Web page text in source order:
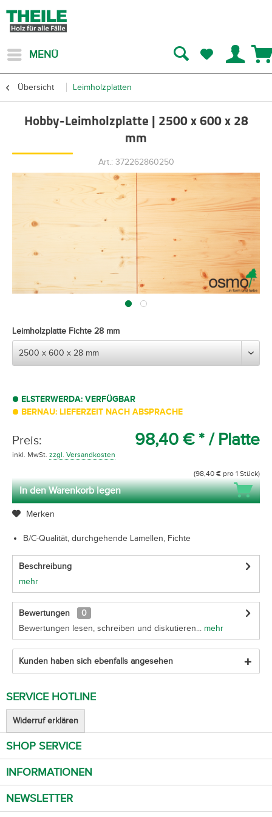
MENÜ
Übersicht Leimholzplatten
Hobby-Leimholzplatte | 2500 x 600 x 28
mm
Art.: 372262860250
Leimholzplatte Fichte 28 mm
ELSTERWERDA: VERFÜGBAR
BERNAU: LIEFERZEIT NACH ABSPRACHE
Preis: 98,40 € * / Platte
inkl. MwSt. zzgl. Versandkosten
(98,40 € pro 1 Stück)
In den Warenkorb legen
Merken
B/C-Qualität, durchgehende Lamellen, Fichte
Beschreibung
mehr
Bewertungen
0
Bewertungen lesen, schreiben und diskutieren... mehr
Kunden haben sich ebenfalls angesehen
SERVICE HOTLINE
Widerruf erklären
SHOP SERVICE
INFORMATIONEN
NEWSLETTER